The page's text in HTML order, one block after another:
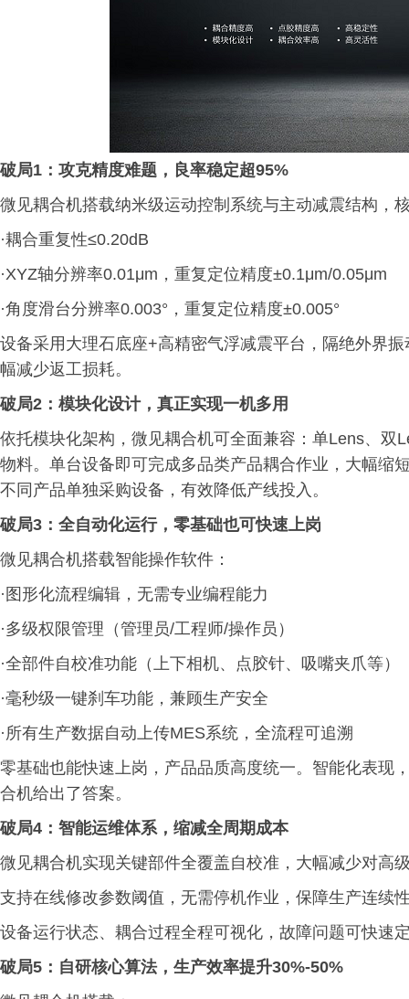
破局1：攻克精度难题，良率稳定超95%
微见耦合机搭载纳米级运动控制系统与主动减震结构，
·耦合重复性≤0.20dB
·XYZ轴分辨率0.01μm，重复定位精度±0.1μm/0.05μm
·角度滑台分辨率0.003°，重复定位精度±0.005°
设备采用大理石底座+高精密气浮减震平台，隔绝外界
幅减少返工损耗。
破局2：模块化设计，真正实现一机多用
依托模块化架构，微见耦合机可全面兼容：单Lens、双
物料。单台设备即可完成多品类产品耦合作业，大幅缩
不同产品单独采购设备，有效降低产线投入。
破局3：全自动化运行，零基础也可快速上岗
微见耦合机搭载智能操作软件：
·图形化流程编辑，无需专业编程能力
·多级权限管理（管理员/工程师/操作员）
·全部件自校准功能（上下相机、点胶针、吸嘴夹爪等）
·毫秒级一键刹车功能，兼顾生产安全
·所有生产数据自动上传MES系统，全流程可追溯
零基础也能快速上岗，产品品质高度统一。智能化表现
合机给出了答案。
破局4：智能运维体系，缩减全周期成本
微见耦合机实现关键部件全覆盖自校准，大幅减少对高
支持在线修改参数阈值，无需停机作业，保障生产连续
设备运行状态、耦合过程全程可视化，故障问题可快速
破局5：自研核心算法，生产效率提升30%-50%